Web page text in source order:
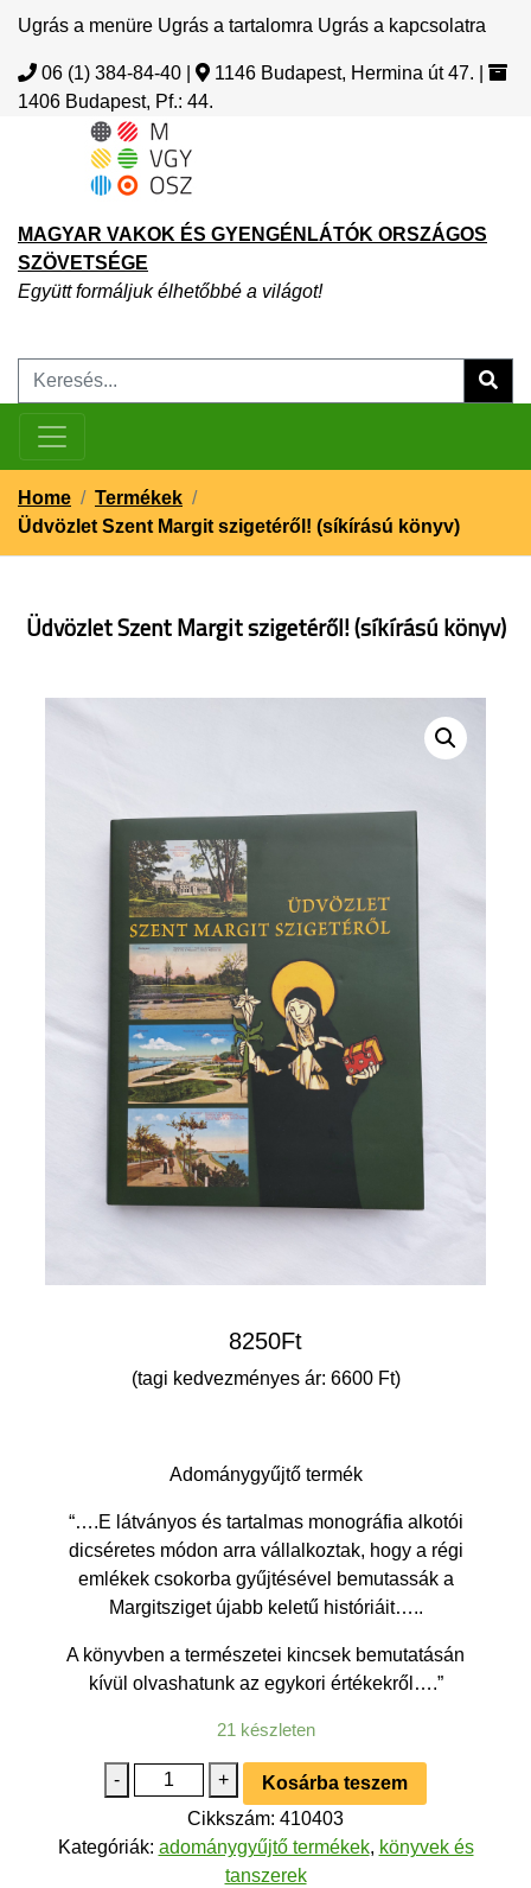
Ugrás a menüre Ugrás a tartalomra Ugrás a kapcsolatra
06 (1) 384-84-40 1146 Budapest, Hermina út 47.
1406 Budapest, Pf.: 44.
MAGYAR VAKOK ÉS GYENGÉNLÁTÓK ORSZÁGOS
SZÖVETSÉGE
Együtt formáljuk élhetőbbé a világot!
Home / Termékek /
Üdvözlet Szent Margit szigetéről! (síkírású könyv)
Üdvözlet Szent Margit szigetéről! (síkírású könyv)
8250Ft
(tagi kedvezményes ár: 6600 Ft)
Adománygyűjtő termék
“….E látványos és tartalmas monográfia alkotói
dicséretes módon arra vállalkoztak, hogy a régi
emlékek csokorba gyűjtésével bemutassák a
Margitsziget újabb keletű históriáit…..
A könyvben a természetei kincsek bemutatásán
kívül olvashatunk az egykori értékekről….”
21 készleten
-
Üdvözlet
Szent
szigetéről!
+
Kosárba teszem
Cikkszám: 410403
Kategóriák: adománygyűjtő termékek, könyvek és
tanszerek